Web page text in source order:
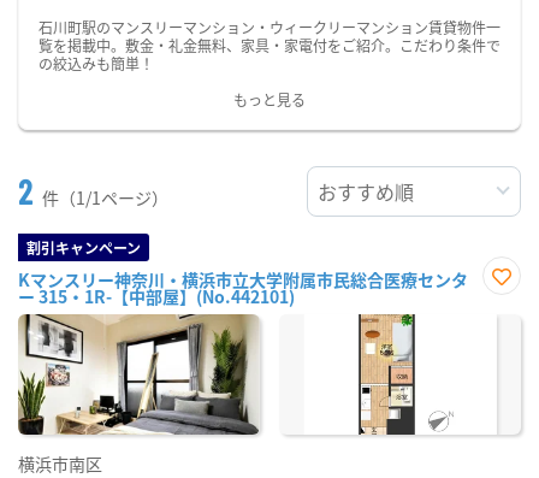
石川町駅のマンスリーマンション・ウィークリーマンション賃貸物件一
覧を掲載中。敷金・礼金無料、家具・家電付をご紹介。こだわり条件で
の絞込みも簡単！
もっと見る
2 件（1/1ページ）
割引キャンペーン
Kマンスリー神奈川・横浜市立大学附属市民総合医療センタ
ー 315・1R-【中部屋】(No.442101)
に入
横浜市南区